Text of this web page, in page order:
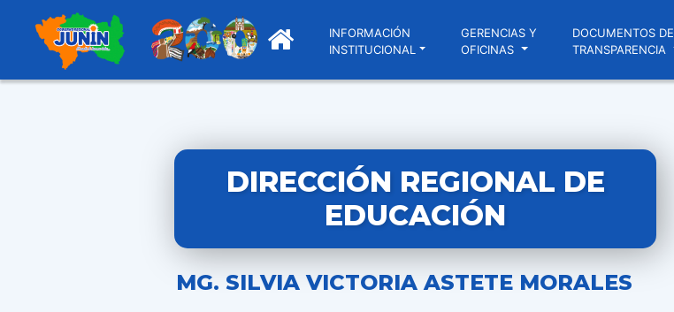
INFORMACIÓN
INSTITUCIONAL
GERENCIAS Y
OFICINAS
DOCUMENTOS DE
TRANSPARENCIA
DIRECCIÓN REGIONAL DE
EDUCACIÓN
MG. SILVIA VICTORIA ASTETE MORALES